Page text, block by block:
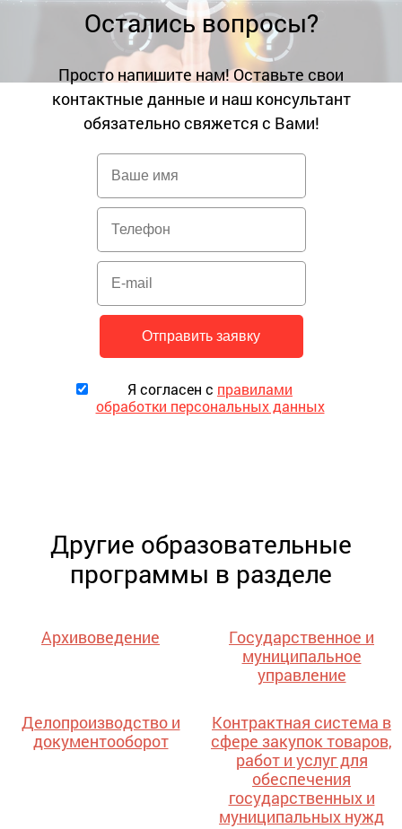
Остались вопросы?
Просто напишите нам! Оставьте свои
контактные данные и наш консультант
обязательно свяжется с Вами!
Я согласен с правилами
обработки персональных данных
Другие образовательные
программы в разделе
Архивоведение
Государственное и
муниципальное
управление
Делопроизводство и
документооборот
Контрактная система в
сфере закупок товаров,
работ и услуг для
обеспечения
государственных и
муниципальных нужд